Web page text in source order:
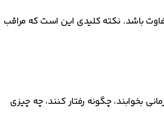
باشد. نکته کلیدی این است که مراقب
بخوابند، چگونه رفتار کنند، چه چیزی